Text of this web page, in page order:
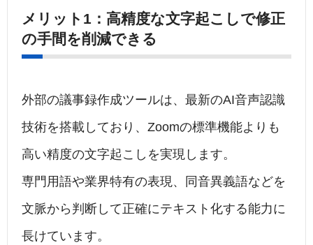
メリット1：高精度な文字起こしで修正
の手間を削減できる
外部の議事録作成ツールは、最新のAI音声認識
技術を搭載しており、Zoomの標準機能よりも
高い精度の文字起こしを実現します。
専門用語や業界特有の表現、同音異義語などを
文脈から判断して正確にテキスト化する能力に
長けています。